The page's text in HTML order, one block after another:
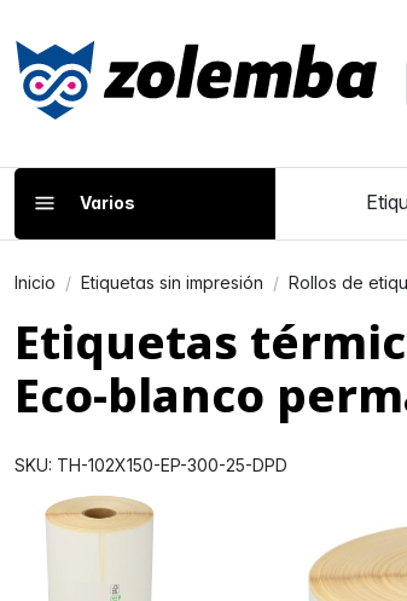
Varios
Inicio Etiquetas sin impresión Rollos de
Etiquetas
Eco-blanco
SKU: TH-102X150-EP-300-25-DPD